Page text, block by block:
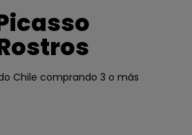
Chile comprando 3 o más